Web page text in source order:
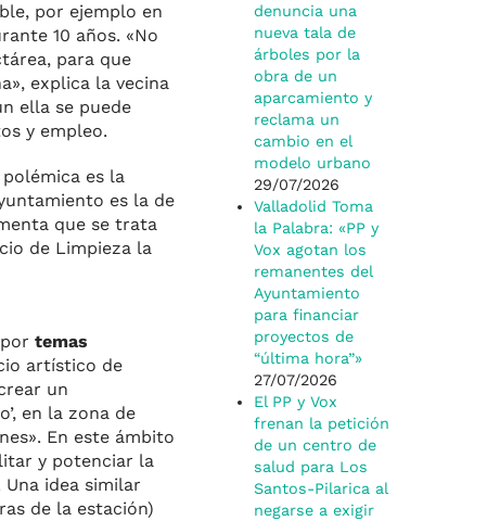
por ejemplo en
10 años. «No
para que
explica la vecina
ella se puede
y empleo.
es la
es la de
que se trata
de Limpieza la
temas
artístico de
un
en la zona de
En este ámbito
y potenciar la
idea similar
de la estación)
denuncia una
nueva tala de
árboles por la
obra de un
aparcamiento y
reclama un
cambio en el
modelo urbano
29/07/2026
Valladolid Toma
la Palabra: «PP y
Vox agotan los
remanentes del
Ayuntamiento
para financiar
proyectos de
“última hora”»
27/07/2026
El PP y Vox
frenan la petición
de un centro de
salud para Los
Santos-Pilarica al
negarse a exigir